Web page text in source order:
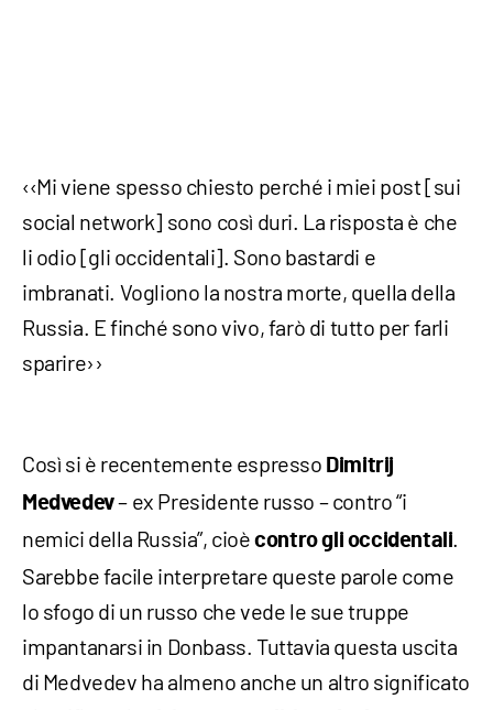
‹‹Mi viene spesso chiesto perché i miei post [sui
social network] sono così duri. La risposta è che
li odio [gli occidentali]. Sono bastardi e
imbranati. Vogliono la nostra morte, quella della
Russia. E finché sono vivo, farò di tutto per farli
sparire››
Così si è recentemente espresso Dimitrij
Medvedev– ex Presidente russo – contro “i
nemici della Russia”, cioè contro gli occidentali.
Sarebbe facile interpretare queste parole come
lo sfogo di un russo che vede le sue truppe
impantanarsi in Donbass. Tuttavia questa uscita
di Medvedev ha almeno anche un altro significato